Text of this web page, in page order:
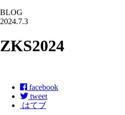
BLOG
2024.7.3
ZKS2024
facebook
tweet
はてブ